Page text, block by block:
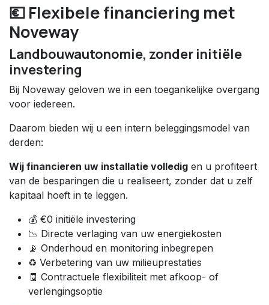
💶 Flexibele financiering met
Noveway
Landbouwautonomie, zonder initiële
investering
Bij Noveway geloven we in een toegankelijke overgang
voor iedereen.
Daarom bieden wij u een intern beleggingsmodel van
derden:
Wij financieren uw installatie volledig en u profiteert
van de besparingen die u realiseert, zonder dat u zelf
kapitaal hoeft in te leggen.
💰 €0 initiële investering
📉 Directe verlaging van uw energiekosten
📡 Onderhoud en monitoring inbegrepen
♻️ Verbetering van uw milieuprestaties
🧾 Contractuele flexibiliteit met afkoop- of
verlengingsoptie